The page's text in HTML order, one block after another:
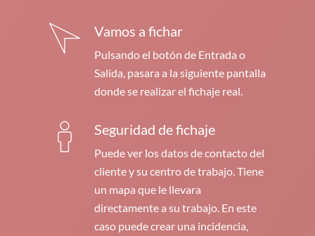
Vamos a fichar
Pulsando el botón de Entrada o
Salida, pasara a la siguiente pantalla
donde se realizar el fichaje real.
Seguridad de fichaje
Puede ver los datos de contacto del
cliente y su centro de trabajo. Tiene
un mapa que le llevara
directamente a su trabajo. En este
caso puede crear una incidencia,